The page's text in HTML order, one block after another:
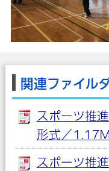
関連ファイル
スポーツ推
形式／
スポーツ推